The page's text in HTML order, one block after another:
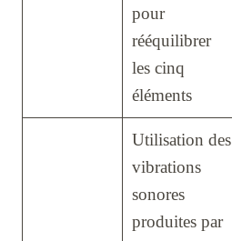
pour
rééquilibrer
les cinq
éléments
Utilisation des
vibrations
sonores
produites par